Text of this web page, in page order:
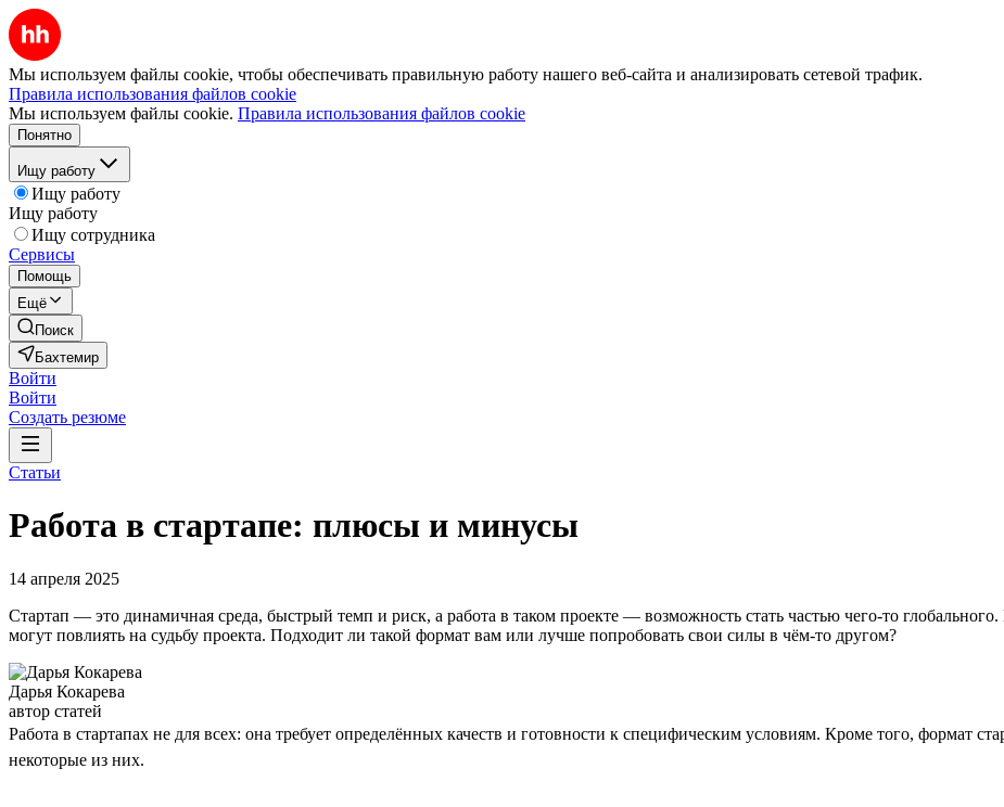
Мы используем файлы cookie, чтобы обеспечивать правильную работу нашего веб-сайта и анализировать сетевой трафик.
Правила использования файлов cookie
Мы используем файлы cookie. Правила использования файлов cookie
Понятно
Ищу работу
Ищу работу
Ищу работу
Ищу сотрудника
Сервисы
Помощь
Ещё
Поиск
Бахтемир
Войти
Войти
Создать резюме
Статьи
Работа в стартапе: плюсы и минусы
14 апреля 2025
Стартап — это динамичная среда, быстрый темп и риск, а работа в таком проекте — возможность стать частью чего-то
могут повлиять на судьбу проекта. Подходит ли такой формат вам или лучше попробовать свои силы в чём-то другом?
Дарья Кокарева
автор статей
Работа в стартапах не для всех: она требует определённых качеств и готовности к специфическим условиям. Кроме того, формат
некоторые из них.